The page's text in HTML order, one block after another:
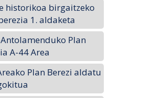
historikoa birgaitzeko
1. aldaketa
Plan
A-44 Area
Plan Berezi aldatu